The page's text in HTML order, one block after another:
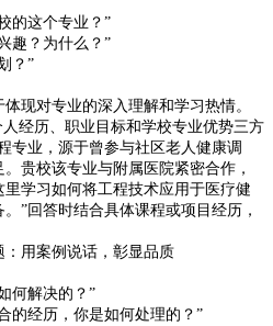
这个专业？”
？为什么？”
？”
对专业的深入理解和学习热情。
经历、职业目标和学校专业优势三方
专业，源于曾参与社区老人健康调
贵校该专业与附属医院紧密合作，
学习如何将工程技术应用于医疗健
”回答时结合具体课程或项目经历，
用案例说话，彰显品质
解决的？”
经历，你是如何处理的？”